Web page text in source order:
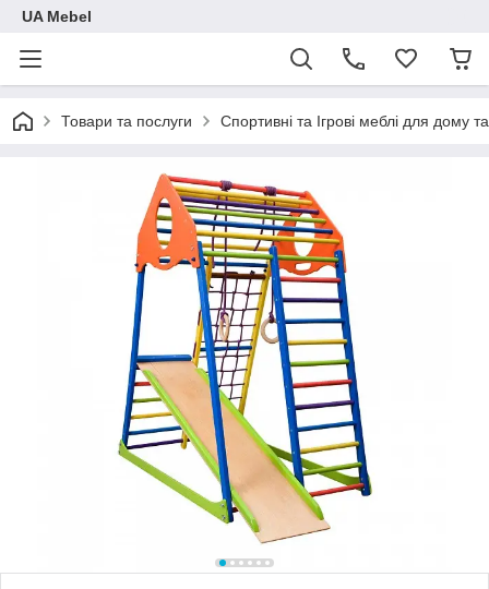
UA Mebel
Товари та послуги Спортивні та Ігрові меблі для дому